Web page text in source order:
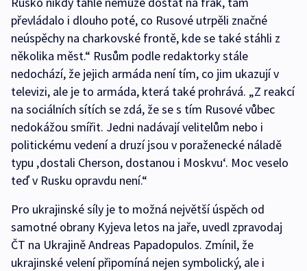
převládalo i dlouho poté, co Rusové utrpěli značné
neúspěchy na charkovské frontě, kde se také stáhli z
několika měst.“ Rusům podle redaktorky stále
nedochází, že jejich armáda není tím, co jim ukazují v
televizi, ale je to armáda, která také prohrává. „Z reakcí
na sociálních sítích se zdá, že se s tím Rusové vůbec
nedokážou smířit. Jedni nadávají velitelům nebo i
politickému vedení a druzí jsou v poraženecké náladě
typu ‚dostali Cherson, dostanou i Moskvu‘. Moc veselo
teď v Rusku opravdu není.“
Pro ukrajinské síly je to možná největší úspěch od
samotné obrany Kyjeva letos na jaře, uvedl zpravodaj
ČT na Ukrajině Andreas Papadopulos. Zmínil, že
ukrajinské velení připomíná nejen symbolický, ale i